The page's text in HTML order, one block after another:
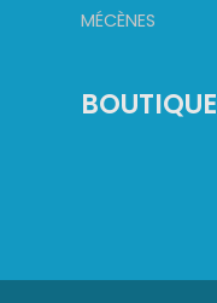
MÉCÈNES
BOUTIQUE